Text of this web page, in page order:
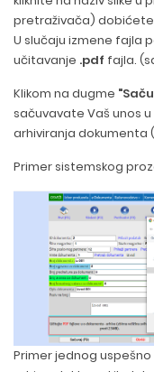
pretraživača)
U slučaju izmene fajla
učitavanje .pdf fajla.
Klikom na dugme
sačuvavate Vaš unos
arhiviranja dokumenta
Primer sistemskog
Primer jednog